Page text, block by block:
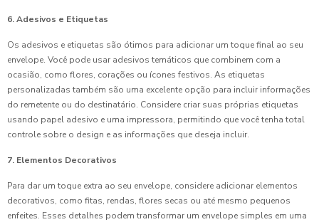
6. Adesivos e Etiquetas
Os adesivos e etiquetas são ótimos para adicionar um toque final ao seu
envelope. Você pode usar adesivos temáticos que combinem com a
ocasião, como flores, corações ou ícones festivos. As etiquetas
personalizadas também são uma excelente opção para incluir informações
do remetente ou do destinatário. Considere criar suas próprias etiquetas
usando papel adesivo e uma impressora, permitindo que você tenha total
controle sobre o design e as informações que deseja incluir.
7. Elementos Decorativos
Para dar um toque extra ao seu envelope, considere adicionar elementos
decorativos, como fitas, rendas, flores secas ou até mesmo pequenos
enfeites. Esses detalhes podem transformar um envelope simples em uma